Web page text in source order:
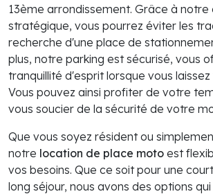
13ème arrondissement. Grâce à
stratégique, vous pourrez éviter les
recherche d'une place de
plus, notre parking est sécurisé, vous
tranquillité d'esprit lorsque vous
Vous pouvez ainsi profiter de votre
vous soucier de la sécurité de votre
Que vous soyez résident ou
notre location de place moto est
vos besoins. Que ce soit pour une
long séjour, nous avons des options